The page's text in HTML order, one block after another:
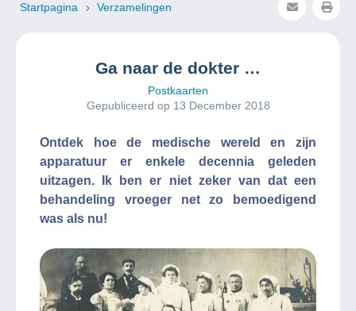
Startpagina Verzamelingen
Ga naar de dokter …
Postkaarten
Gepubliceerd op 13 December 2018
Ontdek hoe de medische wereld en zijn
apparatuur er enkele decennia geleden
uitzagen. Ik ben er niet zeker van dat een
behandeling vroeger net zo bemoedigend
was als nu!